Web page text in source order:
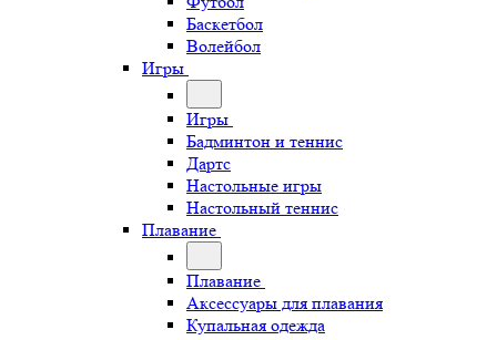
Баскетбол
Волейбол
Игры
Игры
Бадминтон и теннис
Дартс
Настольные игры
Настольный теннис
Плавание
Плавание
Аксессуары для плавания
Купальная одежда